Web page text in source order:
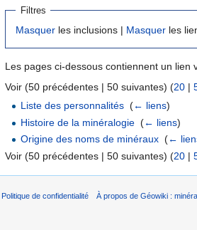
Filtres
Masquer les inclusions | Masquer les
Les pages ci-dessous contiennent un lien
Voir (50 précédentes | 50 suivantes) (20 |
Liste des personnalités ‎(← liens)
Histoire de la minéralogie ‎(← liens)
Origine des noms de minéraux ‎(←
Voir (50 précédentes | 50 suivantes) (20 |
Politique de confidentialité À propos de Géowiki :